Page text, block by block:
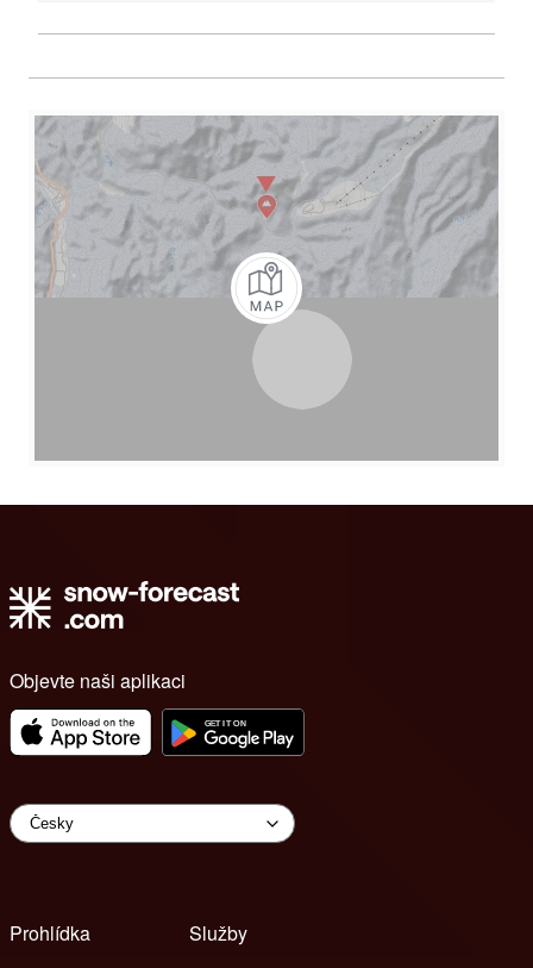
Objevte naši aplikaci
Prohlídka
Služby